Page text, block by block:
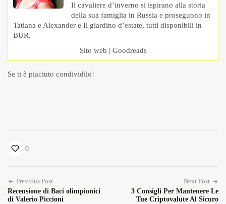
Il cavaliere d’inverno si ispirano alla storia
della sua famiglia in Russia e proseguono in
Tatiana e Alexander e Il giardino d’estate, tutti disponibili in
BUR.
Sito web | Goodreads
Se ti è piaciuto condividilo!
0
Previous Post
Recensione di Baci olimpionici
di Valerio Piccioni
Next Post
3 Consigli Per Mantenere Le
Tue Criptovalute Al Sicuro